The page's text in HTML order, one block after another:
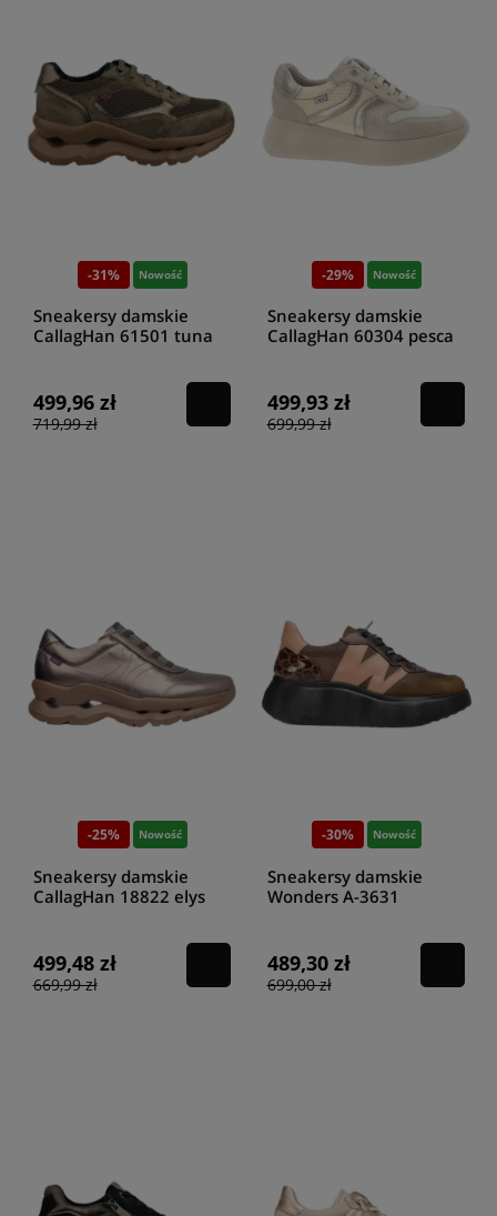
-31% Nowość
Sneakersy damskie
CallagHan 61501 tuna
499,96 zł
719,99 zł
-29% Nowość
Sneakersy damskie
CallagHan 60304 pesca
499,93 zł
699,99 zł
-25% Nowość
Sneakersy damskie
CallagHan 18822 elys
499,48 zł
669,99 zł
-30% Nowość
Sneakersy damskie
Wonders A-3631
489,30 zł
699,00 zł